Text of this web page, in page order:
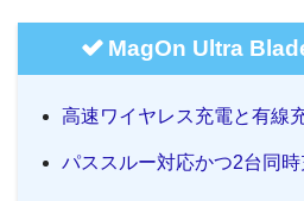
MagOn Ultra
高速ワイヤレス充電と有線
パススルー対応かつ2台同